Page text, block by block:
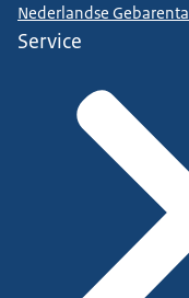
Nederlandse
Service